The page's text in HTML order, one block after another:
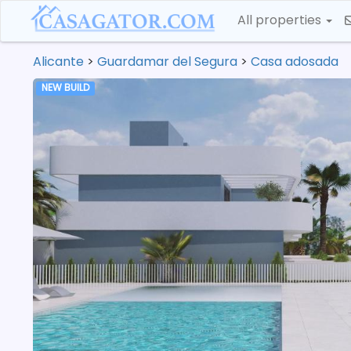
All properties
Alicante > Guardamar del Segura > Casa adosada
NEW BUILD